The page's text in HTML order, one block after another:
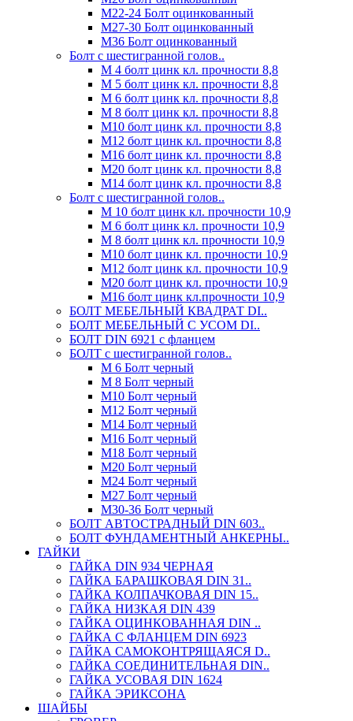
М22-24 Болт оцинкованный
М27-30 Болт оцинкованный
М36 Болт оцинкованный
Болт с шестигранной голов..
М 4 болт цинк кл. прочности 8,8
М 5 болт цинк кл. прочности 8,8
М 6 болт цинк кл. прочности 8,8
М 8 болт цинк кл. прочности 8,8
М10 болт цинк кл. прочности 8,8
М12 болт цинк кл. прочности 8,8
М16 болт цинк кл. прочности 8,8
М20 болт цинк кл. прочности 8,8
М14 болт цинк кл. прочности 8,8
Болт с шестигранной голов..
М 10 болт цинк кл. прочности 10,9
М 6 болт цинк кл. прочности 10,9
М 8 болт цинк кл. прочности 10,9
М10 болт цинк кл. прочности 10,9
М12 болт цинк кл. прочности 10,9
М20 болт цинк кл. прочности 10,9
М16 болт цинк кл.прочности 10,9
БОЛТ МЕБЕЛЬНЫЙ КВАДРАТ DI..
БОЛТ МЕБЕЛЬНЫЙ С УСОМ DI..
БОЛТ DIN 6921 c фланцем
БОЛТ с шестигранной голов..
М 6 Болт черный
М 8 Болт черный
М10 Болт черный
М12 Болт черный
М14 Болт черный
М16 Болт черный
М18 Болт черный
М20 Болт черный
М24 Болт черный
М27 Болт черный
М30-36 Болт черный
БОЛТ АВТОСТРАДНЫЙ DIN 603..
БОЛТ ФУНДАМЕНТНЫЙ АНКЕРНЫ..
ГАЙКИ
ГАЙКА DIN 934 ЧЕРНАЯ
ГАЙКА БАРАШКОВАЯ DIN 31..
ГАЙКА КОЛПАЧКОВАЯ DIN 15..
ГАЙКА НИЗКАЯ DIN 439
ГАЙКА ОЦИНКОВАННАЯ DIN ..
ГАЙКА С ФЛАНЦЕМ DIN 6923
ГАЙКА САМОКОНТРЯЩАЯСЯ D..
ГАЙКА СОЕДИНИТЕЛЬНАЯ DIN..
ГАЙКА УСОВАЯ DIN 1624
ГАЙКА ЭРИКСОНА
ШАЙБЫ